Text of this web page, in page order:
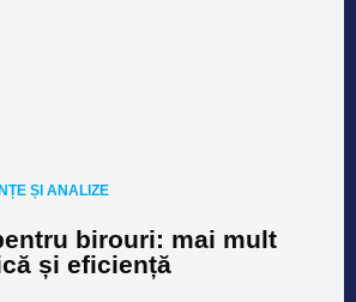
ȘI ANALIZE
birouri: mai mult
și eficiență